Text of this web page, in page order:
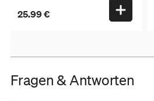
25.99 €
Fragen & Antworten